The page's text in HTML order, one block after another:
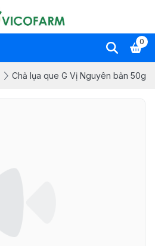
0
Chả lụa que G Vị Nguyên bản 50g